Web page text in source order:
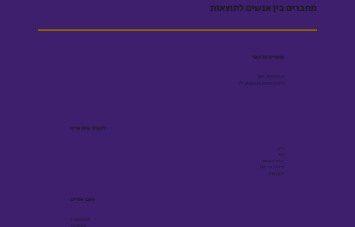
מחברים בין אנשים לתוצאות
שומרים על קשר
055-5001909
Efrat@workaround.blog
לינקים שימושיים
בלוג
ספר
הצהרת נגישות
מדיניות פרטיות
תקנון אתר
עקבו אחרינו
Facebook
Youtube